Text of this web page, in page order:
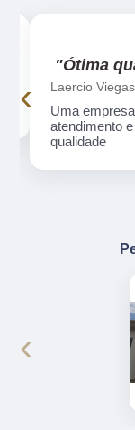
"Ótima
Laercio Viegas
Uma
atendimento
qualidade
‹
‹